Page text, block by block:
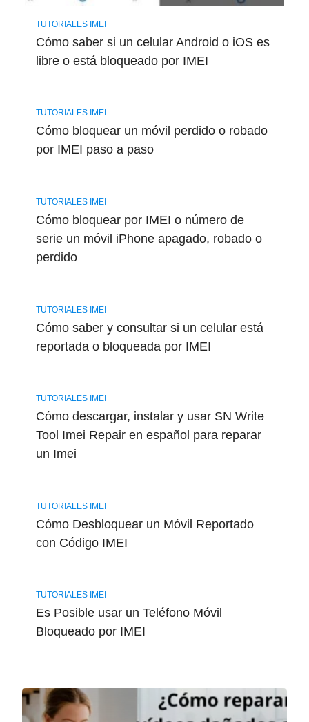
TUTORIALES IMEI
Cómo saber si un celular Android o iOS es
libre o está bloqueado por IMEI
TUTORIALES IMEI
Cómo bloquear un móvil perdido o robado
por IMEI paso a paso
TUTORIALES IMEI
Cómo bloquear por IMEI o número de
serie un móvil iPhone apagado, robado o
perdido
TUTORIALES IMEI
Cómo saber y consultar si un celular está
reportada o bloqueada por IMEI
TUTORIALES IMEI
Cómo descargar, instalar y usar SN Write
Tool Imei Repair en español para reparar
un Imei
TUTORIALES IMEI
Cómo Desbloquear un Móvil Reportado
con Código IMEI
TUTORIALES IMEI
Es Posible usar un Teléfono Móvil
Bloqueado por IMEI